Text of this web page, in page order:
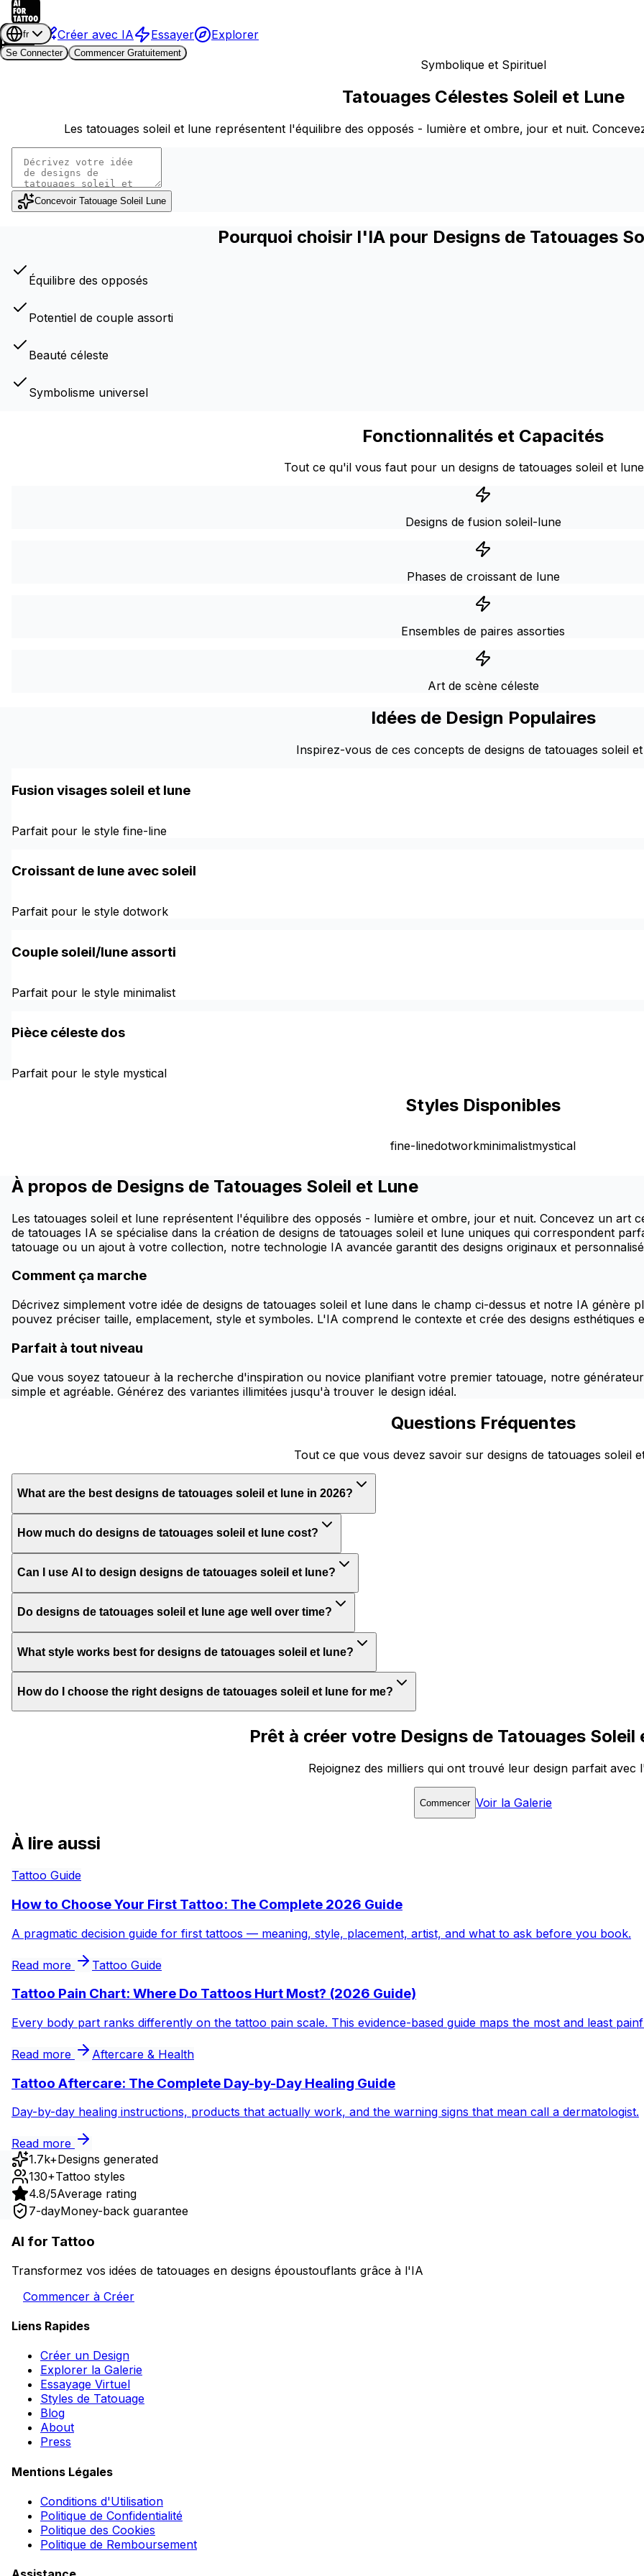
Créer avec IA Essayer Explorer
fr
Se Connecter
Commencer Gratuitement
Symbolique et Spirituel
Tatouages Célestes Soleil et Lune
Les tatouages soleil et lune représentent l'équilibre des opposés - lumière et ombre, jour et nuit.
Concevoir Tatouage Soleil Lune
Pourquoi choisir l'IA pour Designs de Tatouages
Équilibre des opposés
Potentiel de couple assorti
Beauté céleste
Symbolisme universel
Fonctionnalités et Capacités
Tout ce qu'il vous faut pour un designs de tatouages soleil et
Designs de fusion soleil-lune
Phases de croissant de lune
Ensembles de paires assorties
Art de scène céleste
Idées de Design Populaires
Inspirez-vous de ces concepts de designs de tatouages soleil
Fusion visages soleil et lune
Parfait pour le style fine-line
Croissant de lune avec soleil
Parfait pour le style dotwork
Couple soleil/lune assorti
Parfait pour le style minimalist
Pièce céleste dos
Parfait pour le style mystical
Styles Disponibles
fine-linedotworkminimalistmystical
À propos de Designs de Tatouages Soleil et Lune
Les tatouages soleil et lune représentent l'équilibre des opposés - lumière et ombre, jour et nuit. Concevez un art
de tatouages IA se spécialise dans la création de designs de tatouages soleil et lune uniques qui correspondent
tatouage ou un ajout à votre collection, notre technologie IA avancée garantit des designs originaux et
Comment ça marche
Décrivez simplement votre idée de designs de tatouages soleil et lune dans le champ ci-dessus et notre IA génère
pouvez préciser taille, emplacement, style et symboles. L'IA comprend le contexte et crée des designs esthétiques
Parfait à tout niveau
Que vous soyez tatoueur à la recherche d'inspiration ou novice planifiant votre premier tatouage, notre
simple et agréable. Générez des variantes illimitées jusqu'à trouver le design idéal.
Questions Fréquentes
Tout ce que vous devez savoir sur designs de tatouages soleil
What are the best designs de tatouages soleil et lune in 2026?
How much do designs de tatouages soleil et lune cost?
Can I use AI to design designs de tatouages soleil et lune?
Do designs de tatouages soleil et lune age well over time?
What style works best for designs de tatouages soleil et lune?
How do I choose the right designs de tatouages soleil et lune for me?
Prêt à créer votre Designs de Tatouages Soleil
Rejoignez des milliers qui ont trouvé leur design parfait avec
Commencer Voir la Galerie
À lire aussi
Tattoo Guide
How to Choose Your First Tattoo: The Complete 2026 Guide
A pragmatic decision guide for first tattoos — meaning, style, placement, artist, and what to ask before you book.
Read more Tattoo Guide
Tattoo Pain Chart: Where Do Tattoos Hurt Most? (2026 Guide)
Every body part ranks differently on the tattoo pain scale. This evidence-based guide maps the most and least
Read more Aftercare & Health
Tattoo Aftercare: The Complete Day-by-Day Healing Guide
Day-by-day healing instructions, products that actually work, and the warning signs that mean call a dermatologist.
Read more
1.7k+Designs generated
130+Tattoo styles
4.8/5Average rating
7-dayMoney-back guarantee
AI for Tattoo
Transformez vos idées de tatouages en designs époustouflants grâce à l'IA
Commencer à Créer
Liens Rapides
Créer un Design
Explorer la Galerie
Essayage Virtuel
Styles de Tatouage
Blog
About
Press
Mentions Légales
Conditions d'Utilisation
Politique de Confidentialité
Politique des Cookies
Politique de Remboursement